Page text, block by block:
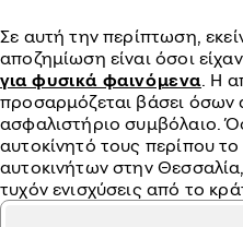
Σε αυτή την περίπτωση,
αποζημίωση είναι όσοι
για φυσικά φαινόμενα. Η
προσαρμόζεται βάσει όσων
ασφαλιστήριο συμβόλαιο.
αυτοκίνητό τους περίπου
αυτοκινήτων στην
τυχόν ενισχύσεις από το